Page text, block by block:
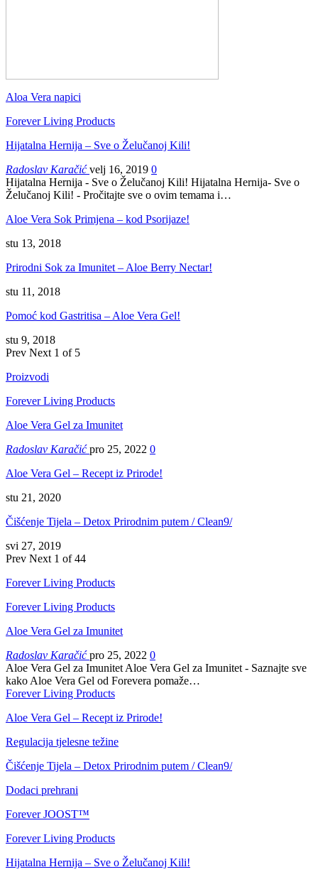
Aloa Vera napici
Forever Living Products
Hijatalna Hernija – Sve o Želučanoj Kili!
Radoslav Karačićvelj 16, 2019 0
Hijatalna Hernija - Sve o Želučanoj Kili! Hijatalna Hernija- Sve o
Želučanoj Kili! - Pročitajte sve o ovim temama i…
Aloe Vera Sok Primjena – kod Psorijaze!
stu 13, 2018
Prirodni Sok za Imunitet – Aloe Berry Nectar!
stu 11, 2018
Pomoć kod Gastritisa – Aloe Vera Gel!
stu 9, 2018
Prev Next 1 of 5
Proizvodi
Forever Living Products
Aloe Vera Gel za Imunitet
Radoslav Karačićpro 25, 2022 0
Aloe Vera Gel – Recept iz Prirode!
stu 21, 2020
Čišćenje Tijela – Detox Prirodnim putem / Clean9/
svi 27, 2019
Prev Next 1 of 44
Forever Living Products
Forever Living Products
Aloe Vera Gel za Imunitet
Radoslav Karačićpro 25, 2022 0
Aloe Vera Gel za Imunitet Aloe Vera Gel za Imunitet - Saznajte sve
kako Aloe Vera Gel od Forevera pomaže…
Forever Living Products
Aloe Vera Gel – Recept iz Prirode!
Regulacija tjelesne težine
Čišćenje Tijela – Detox Prirodnim putem / Clean9/
Dodaci prehrani
Forever JOOST™
Forever Living Products
Hijatalna Hernija – Sve o Želučanoj Kili!